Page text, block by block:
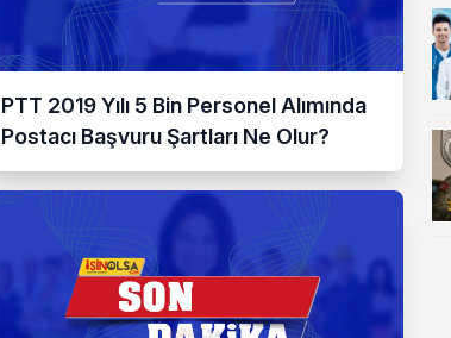
PTT 2019 Yılı 5 Bin Personel Alımında
Postacı Başvuru Şartları Ne Olur?